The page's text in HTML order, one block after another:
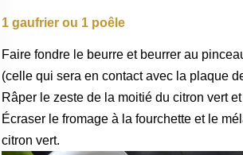
1 gaufrier ou 1 poêle
Faire fondre le beurre et beurrer au
(celle qui sera en contact avec la plaque
Râper le zeste de la moitié du citron vert
Écraser le fromage à la fourchette et le
citron vert.